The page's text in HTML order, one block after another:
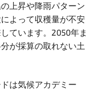
上昇や降雨パターン
よって収穫量が不安
ています。2050年ま
が採算の取れない土
は気候アカデミー